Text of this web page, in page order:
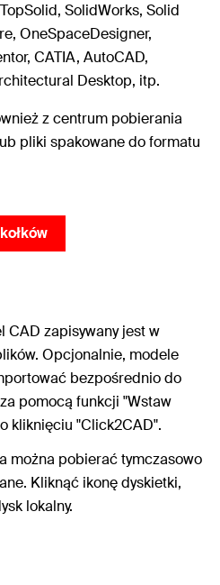
SolidWorks, Solid
OneSpaceDesigner,
CATIA, AutoCAD,
Desktop, itp.
z centrum pobierania
pliki spakowane do formatu
CAD zapisywany jest w
Opcjonalnie, modele
bezpośrednio do
pomocą funkcji "Wstaw
kliknięciu "Click2CAD".
można pobierać tymczasowo
Kliknąć ikonę dyskietki,
lokalny.